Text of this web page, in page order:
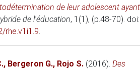
de leur adolescent ayant
de l'éducation, 1(1), (p.48-70). doi:
rhe.v1i1.9.
, Bergeron G., Rojo S. (2016). Des